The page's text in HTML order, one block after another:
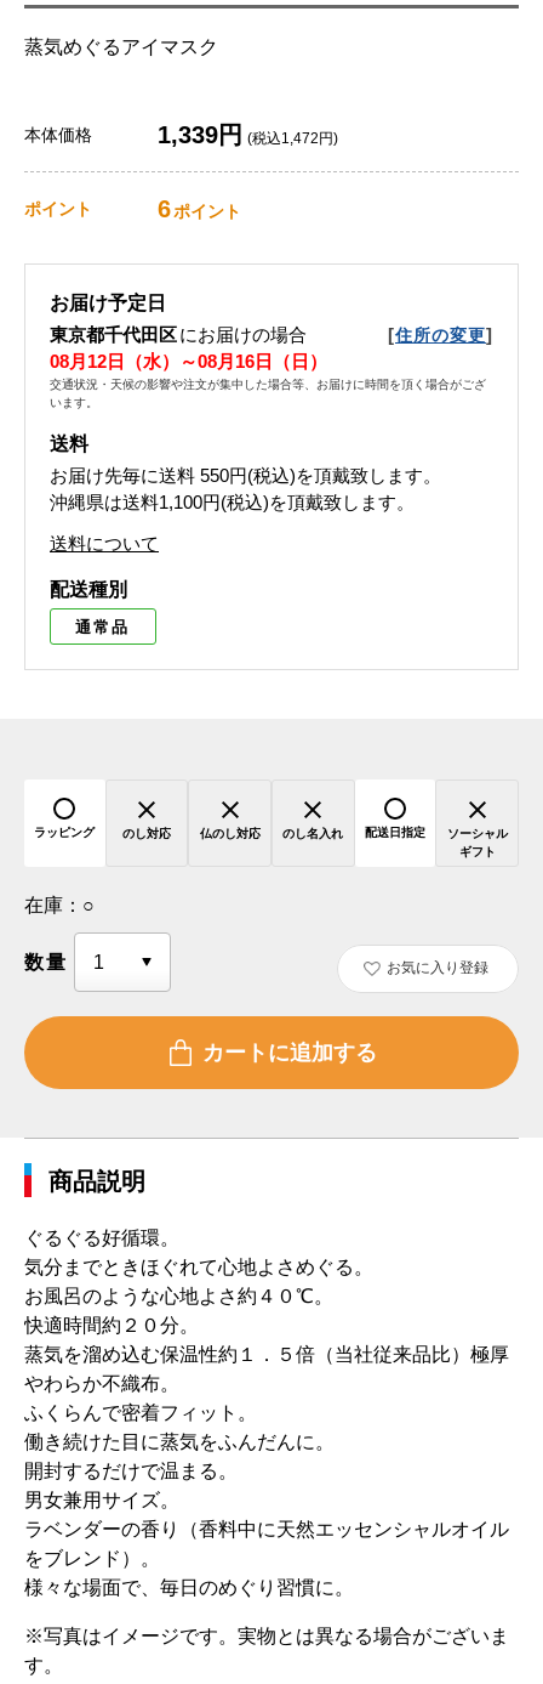
蒸気めぐるアイマスク
本体価格 1,339円 (税込1,472円)
ポイント 6ポイント
お届け予定日
東京都千代田区にお届けの場合 [住所の変更]
08月12日（水）～08月16日（日）
交通状況・天候の影響や注文が集中した場合等、お届けに時間を頂く場合がござ
います。
送料
お届け先毎に送料 550円(税込)を頂戴致します。
沖縄県は送料1,100円(税込)を頂戴致します。
送料について
配送種別
通常品
ラッピング のし対応 仏のし対応 のし名入れ 配送日指定
ソーシャル
ギフト
在庫： ○
数量 お気に入り登録
商品説明
ぐるぐる好循環。
気分までときほぐれて心地よさめぐる。
お風呂のような心地よさ約４０℃。
快適時間約２０分。
蒸気を溜め込む保温性約１．５倍（当社従来品比）極厚
やわらか不織布。
ふくらんで密着フィット。
働き続けた目に蒸気をふんだんに。
開封するだけで温まる。
男女兼用サイズ。
ラベンダーの香り（香料中に天然エッセンシャルオイル
をブレンド）。
様々な場面で、毎日のめぐり習慣に。
※写真はイメージです。実物とは異なる場合がございま
す。